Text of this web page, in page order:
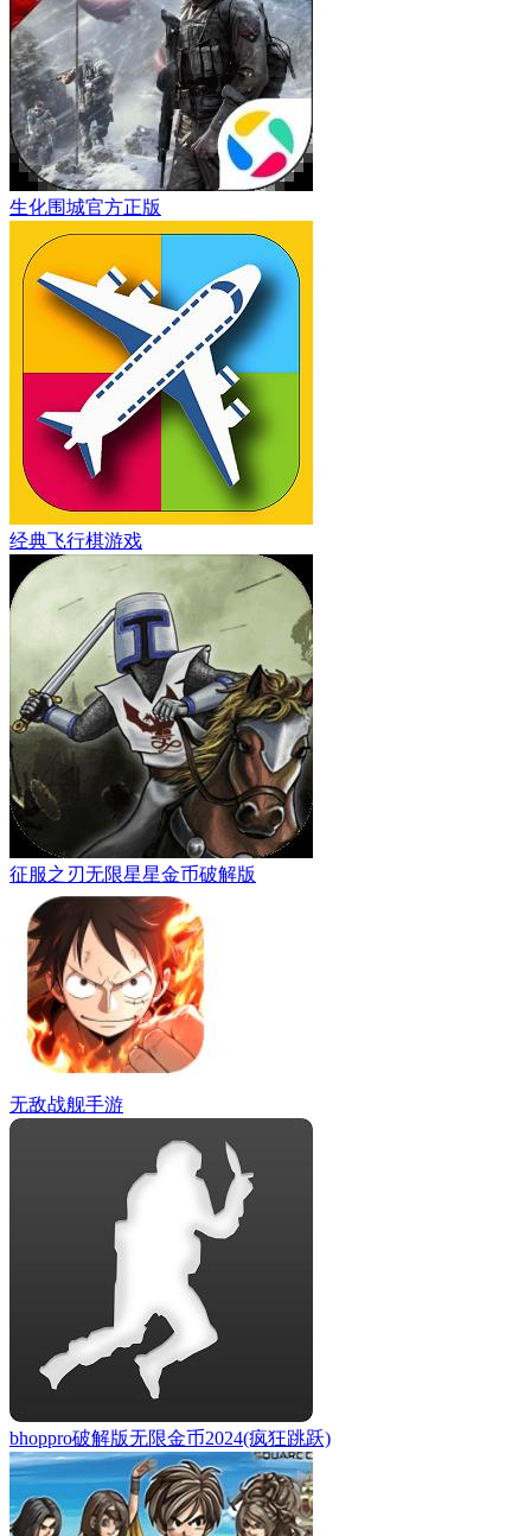
生化围城官方正版
经典飞行棋游戏
征服之刃无限星星金币破解版
无敌战舰手游
bhoppro破解版无限金币2024(疯狂跳跃)